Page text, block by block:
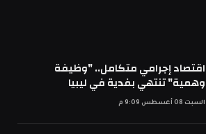
اقتصاد إجرامي متكامل.. "وظيفة
وهمية" تنتهي بفدية في ليبيا
السبت 08 أغسطس 9:09 م